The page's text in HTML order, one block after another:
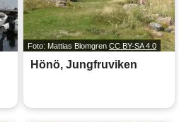
Foto: Mattias Blomgren CC BY-SA 4.0
Hönö, Jungfruviken